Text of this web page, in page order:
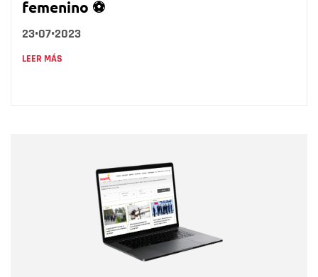
femenino ⚽
23•07•2023
LEER MÁS
Correo electrónico
Tipo de comentario